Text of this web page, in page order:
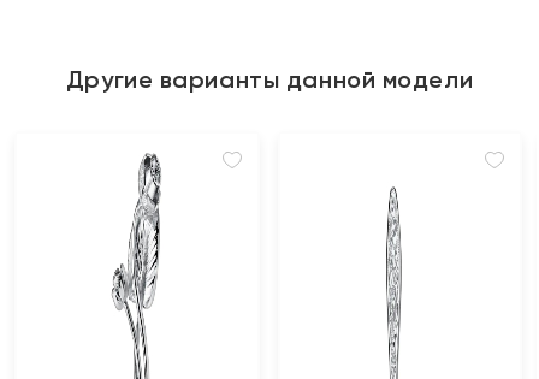
Другие варианты данной модели